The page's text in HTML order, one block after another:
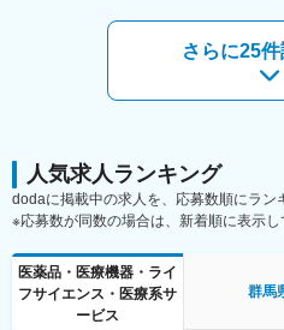
ご利用者様の“当たり前の日常
最初は必ず先輩が同行。
一人で任せることはありませ
残業はほぼないので、定時に
■研修制度
・各事業所の座学・実技研修
に加え、キャリア志向の社員
・キャリアアップに必要な資
す。
※資格取得に必要な外部講習や
面的にバックアップいたします
さらに25
人気求人ランキング
dodaに掲載中の求人を、応募数順にラン
※応募数が同数の場合は、新着順に表示し
医薬品・医療機器・ライ
フサイエンス・医療系サ
ービス
群馬